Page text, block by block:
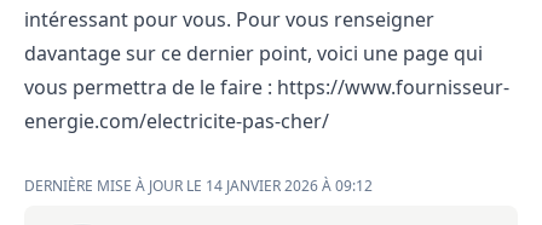
intéressant pour vous. Pour vous renseigner
davantage sur ce dernier point, voici une page qui
vous permettra de le faire : https://www.fournisseur-
energie.com/electricite-pas-cher/
DERNIÈRE MISE À JOUR LE 14 JANVIER 2026 À 09:12